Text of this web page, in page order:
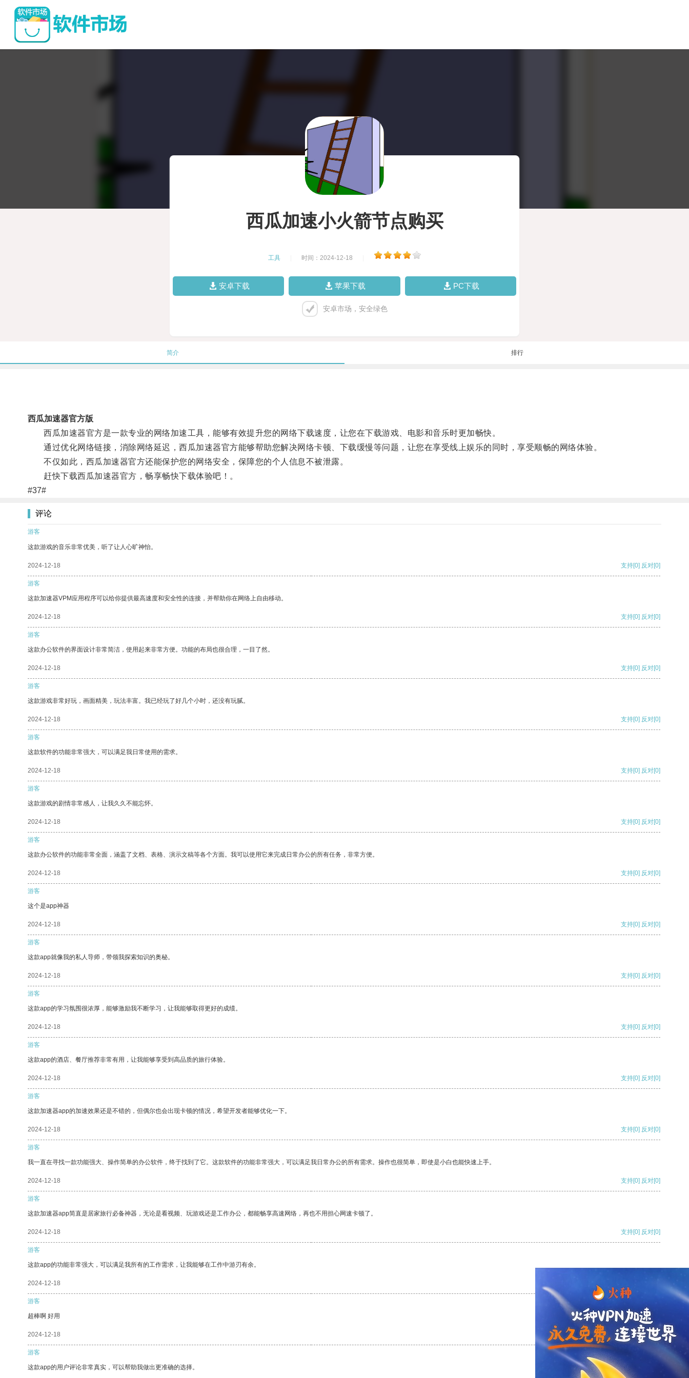
西瓜加速小火箭节点购买
工具 时间：2024-12-18
安卓下载 苹果下载 PC下载
安卓市场，安全绿色
简介 排行
西瓜加速器官方版
西瓜加速器官方是一款专业的网络加速工具，能够有效提升您的网络下载速度，让您在下载游戏、电影和音乐时更加畅快。
通过优化网络链接，消除网络延迟，西瓜加速器官方能够帮助您解决网络卡顿、下载缓慢等问题，让您在享受线上娱乐的同时，享受顺畅的网络体验。
不仅如此，西瓜加速器官方还能保护您的网络安全，保障您的个人信息不被泄露。
赶快下载西瓜加速器官方，畅享畅快下载体验吧！。
#37#
评论
游客
这款游戏的音乐非常优美，听了让人心旷神怡。
2024-12-18 支持[0] 反对[0]
游客
这款加速器VPM应用程序可以给你提供最高速度和安全性的连接，并帮助你在网络上自由移动。
2024-12-18 支持[0] 反对[0]
游客
这款办公软件的界面设计非常简洁，使用起来非常方便。功能的布局也很合理，一目了然。
2024-12-18 支持[0] 反对[0]
游客
这款游戏非常好玩，画面精美，玩法丰富。我已经玩了好几个小时，还没有玩腻。
2024-12-18 支持[0] 反对[0]
游客
这款软件的功能非常强大，可以满足我日常使用的需求。
2024-12-18 支持[0] 反对[0]
游客
这款游戏的剧情非常感人，让我久久不能忘怀。
2024-12-18 支持[0] 反对[0]
游客
这款办公软件的功能非常全面，涵盖了文档、表格、演示文稿等各个方面。我可以使用它来完成日常办公的所有任务，非常方便。
2024-12-18 支持[0] 反对[0]
游客
这个是app神器
2024-12-18 支持[0] 反对[0]
游客
这款app就像我的私人导师，带领我探索知识的奥秘。
2024-12-18 支持[0] 反对[0]
游客
这款app的学习氛围很浓厚，能够激励我不断学习，让我能够取得更好的成绩。
2024-12-18 支持[0] 反对[0]
游客
这款app的酒店、餐厅推荐非常有用，让我能够享受到高品质的旅行体验。
2024-12-18 支持[0] 反对[0]
游客
这款加速器app的加速效果还是不错的，但偶尔也会出现卡顿的情况，希望开发者能够优化一下。
2024-12-18 支持[0] 反对[0]
游客
我一直在寻找一款功能强大、操作简单的办公软件，终于找到了它。这款软件的功能非常强大，可以满足我日常办公的所有需求。操作也很简单，即使是小白也能快速上手。
2024-12-18 支持[0] 反对[0]
游客
这款加速器app简直是居家旅行必备神器，无论是看视频、玩游戏还是工作办公，都能畅享高速网络，再也不用担心网速卡顿了。
2024-12-18 支持[0] 反对[0]
游客
这款app的功能非常强大，可以满足我所有的工作需求，让我能够在工作中游刃有余。
2024-12-18
游客
超棒啊 好用
2024-12-18 支持 [0] 反对[0]
游客
这款app的用户评论非常真实，可以帮助我做出更准确的选择。